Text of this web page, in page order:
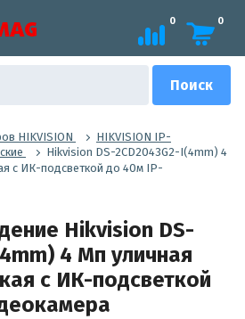
0 0
HIKVISION
HIKVISION IP-
Hikvision DS-2CD2043G2-I(4mm) 4
с ИК-подсветкой до 40м IP-
Hikvision DS-
4 Мп уличная
с ИК-подсветкой